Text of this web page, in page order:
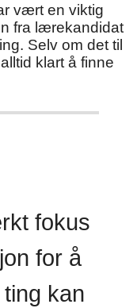
vært en viktig
fra lærekandidat
Selv om det til
klart å finne
fokus
for å
kan